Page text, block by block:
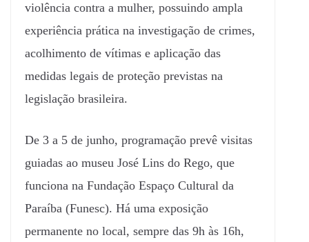
violência contra a mulher, possuindo ampla
experiência prática na investigação de crimes,
acolhimento de vítimas e aplicação das
medidas legais de proteção previstas na
legislação brasileira.
De 3 a 5 de junho, programação prevê visitas
guiadas ao museu José Lins do Rego, que
funciona na Fundação Espaço Cultural da
Paraíba (Funesc). Há uma exposição
permanente no local, sempre das 9h às 16h,